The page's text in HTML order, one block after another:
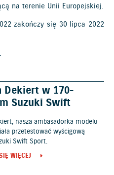
na terenie Unii Europejskiej.
zakończy się 30 lipca 2022
Dekiert w 170-
Suzuki Swift
nasza ambasadorka modelu
przetestować wyścigową
Swift Sport.
WIĘCEJ